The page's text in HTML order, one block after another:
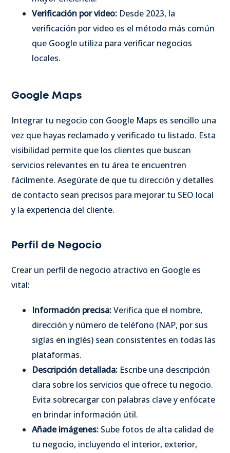
Verificación por video: Desde 2023, la
verificación por video es el método más común
que Google utiliza para verificar negocios
locales.
Google Maps
Integrar tu negocio con Google Maps es sencillo una
vez que hayas reclamado y verificado tu listado. Esta
visibilidad permite que los clientes que buscan
servicios relevantes en tu área te encuentren
fácilmente. Asegúrate de que tu dirección y detalles
de contacto sean precisos para mejorar tu SEO local
y la experiencia del cliente.
Perfil de Negocio
Crear un perfil de negocio atractivo en Google es
vital:
Información precisa:Verifica que el nombre,
dirección y número de teléfono (NAP, por sus
siglas en inglés) sean consistentes en todas las
plataformas.
Descripción detallada: Escribe una descripción
clara sobre los servicios que ofrece tu negocio.
Evita sobrecargar con palabras clave y enfócate
en brindar información útil.
Añade imágenes: Sube fotos de alta calidad de
tu negocio, incluyendo el interior, exterior,